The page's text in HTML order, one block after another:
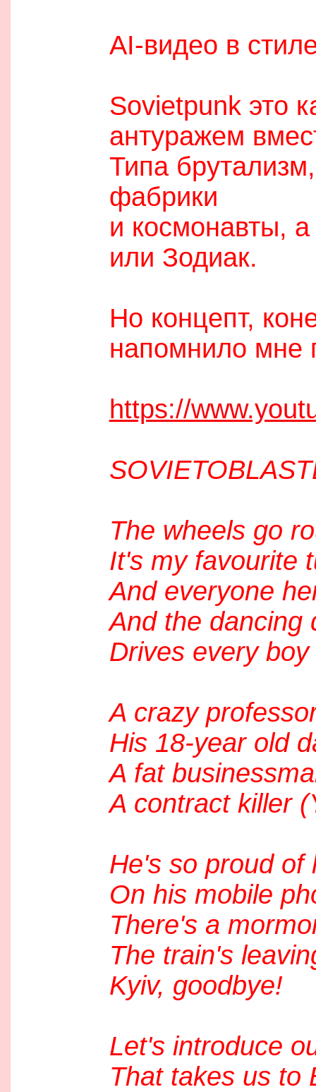
AI-видео в
Sovietpunk это
антуражем
Типа
фабрики
и космонавты,
или Зодиак.
Но концепт,
напомнило мне
https://
The wheels go
It's my favourite
And everyone
And the dancing
Drives every
A crazy
His 18-year old
A fat
A contract killer
He's so proud of
On his mobile
There's a
The train's
Kyiv, goodbye!
Let's introduce
That takes us to